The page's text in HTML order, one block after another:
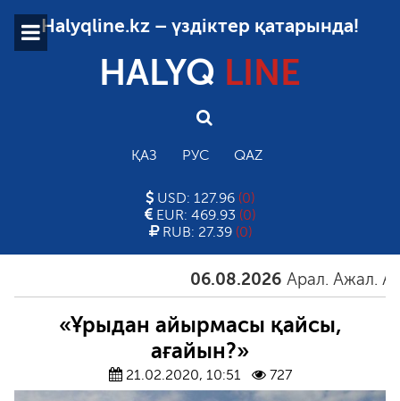
Halyqline.kz – үздіктер қатарында!
HALYQ LINE
ҚАЗ РУС QAZ
USD: 127.96 (0)
EUR: 469.93 (0)
RUB: 27.39 (0)
06.08.2026 Арал. Ажал. Айғақ
«Ұрыдан айырмасы қайсы,
ағайын?»
21.02.2020, 10:51 727